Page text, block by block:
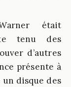
était
tenu des
d’autres
présente à
disque des